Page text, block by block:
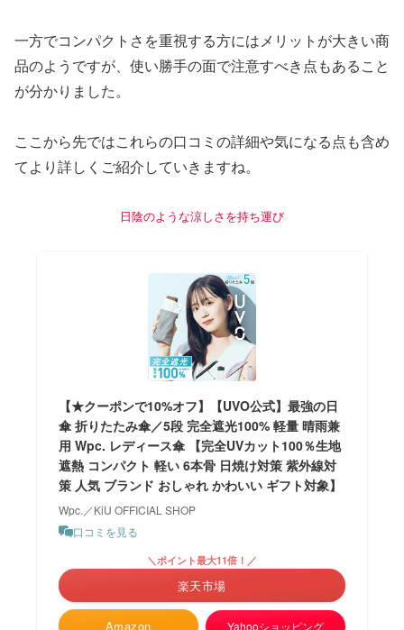
一方でコンパクトさを重視する方にはメリットが大きい商
品のようですが、使い勝手の面で注意すべき点もあること
が分かりました。
ここから先ではこれらの口コミの詳細や気になる点も含め
てより詳しくご紹介していきますね。
日陰のような涼しさを持ち運び
【★クーポンで10%オフ】【UVO公式】最強の日
傘 折りたたみ傘／5段 完全遮光100% 軽量 晴雨兼
用 Wpc. レディース傘 【完全UVカット100％生地
遮熱 コンパクト 軽い 6本骨 日焼け対策 紫外線対
策 人気 ブランド おしゃれ かわいい ギフト対象】
Wpc.／KiU OFFICIAL SHOP
口コミを見る
Amazon
＼ポイント最大11倍！／
楽天市場
Yahooショッピング